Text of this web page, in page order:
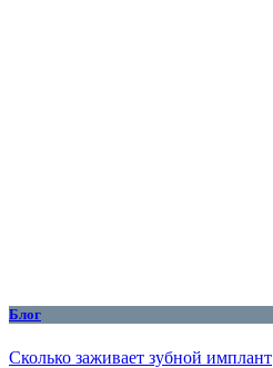
Блог
Сколько заживает зубной имплант